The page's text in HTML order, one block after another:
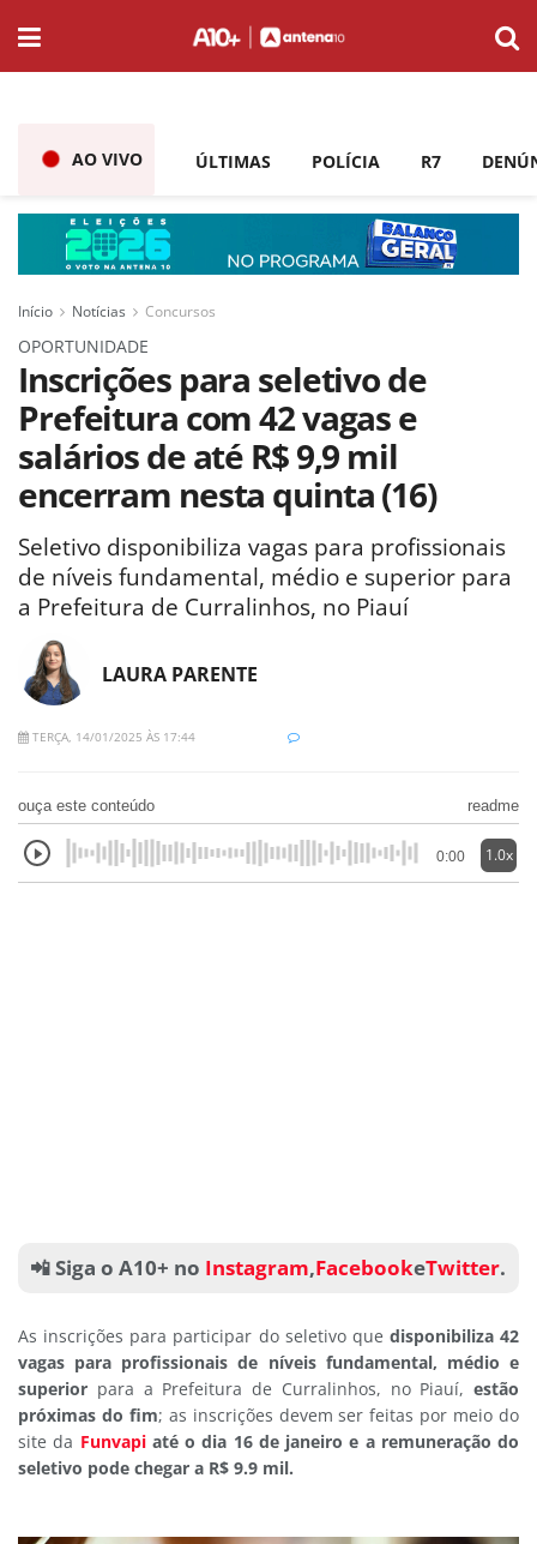
AO VIVO ÚLTIMAS POLÍCIA R7
Início Notícias Concursos
OPORTUNIDADE
Inscrições para seletivo de
Prefeitura com 42 vagas e
salários de até R$ 9,9 mil
encerram nesta quinta (16)
Seletivo disponibiliza vagas para profissionais
de níveis fundamental, médio e superior para
a Prefeitura de Curralinhos, no Piauí
LAURA PARENTE
TERÇA, 14/01/2025 ÀS 17:44
ouça este conteúdo readme
0:00 1.0x
📲 Siga o A10+ no Instagram,FacebookeTwitter.
As inscrições para participar do seletivo que disponibiliza 42
vagas para profissionais de níveis fundamental, médio e
superior para a Prefeitura de Curralinhos, no Piauí, estão
próximas do fim; as inscrições devem ser feitas por meio do
site da Funvapi até o dia 16 de janeiro e a remuneração do
seletivo pode chegar a R$ 9.9 mil.